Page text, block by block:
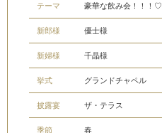
テーマ 豪華な飲み会！！！♡
新郎様 優士様
新婦様 千晶様
挙式 グランドチャペル
披露宴 ザ・テラス
季節 春